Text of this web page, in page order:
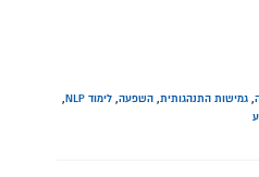
,גמישות התנהגותית,השפעה,לימוד NLP
,